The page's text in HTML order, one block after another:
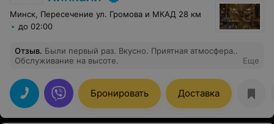
Минск, Пересечение ул. Громова и МКАД 28 км
до 02:00
Отзыв. Были первый раз. Вкусно. Приятная атмосфера..
Обслуживание на высоте.
Еще
Бронировать Доставка